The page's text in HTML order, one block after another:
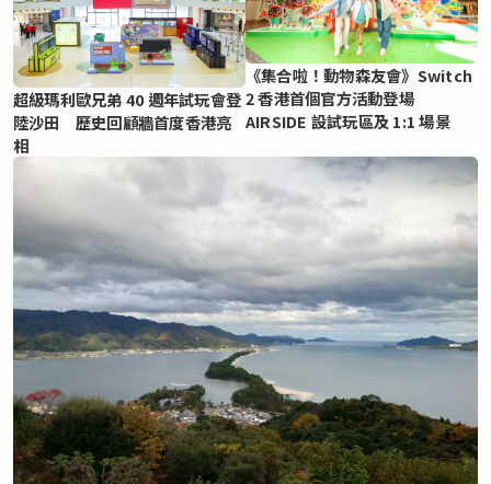
超級瑪利歐兄弟 40 週年試玩會登
陸沙田 歷史回顧牆首度香港亮
相
《集合啦！動物森友會》Switch
2 香港首個官方活動登場
AIRSIDE 設試玩區及 1:1 場景